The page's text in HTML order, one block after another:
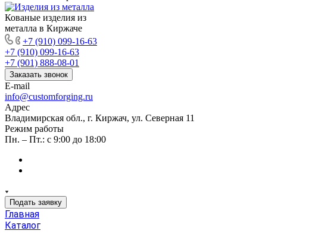
Кованые изделия из
металла в Киржаче
+7 (910) 099-16-63
+7 (910) 099-16-63
+7 (901) 888-08-01
Заказать звонок
E-mail
info@customforging.ru
Адрес
Владимирская обл., г. Киржач, ул. Северная 11
Режим работы
Пн. – Пт.: с 9:00 до 18:00
Подать заявку
Главная
Каталог